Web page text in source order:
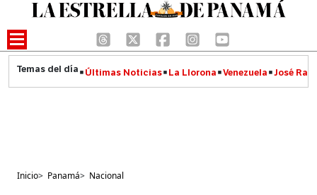
Últimas Noticias La Llorona Venezuela José
Inicio> Panamá> Nacional